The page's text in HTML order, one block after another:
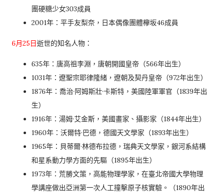
團硬糖少女303成員
2001年：平手友梨奈，日本偶像團體欅坂46成員
6月25日逝世的知名人物：
635年：唐高祖李淵，唐朝開國皇帝（566年出生）
1031年：遼聖宗耶律隆緒，遼朝及契丹皇帝（972年出生）
1876年：喬治·阿姆斯壯·卡斯特，美國陸軍軍官（1839年出
生）
1916年：湯姆·艾金斯，美國畫家、攝影家（1844年出生）
1960年：沃爾特·巴德，德國天文學家（1893年出生）
1965年：貝蒂爾·林德布拉德，瑞典天文學家，銀河系結構
和星系動力學方面的先驅（1895年出生）
1973年：荒勝文策，高能物理學家，在臺北帝國大學物理
學講座做出亞洲第一次人工撞擊原子核實驗。（1890年出